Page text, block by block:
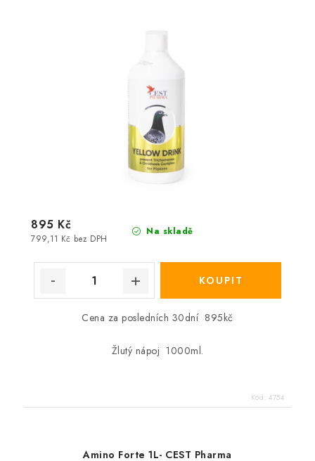
Na skladě
799,11 Kč bez DPH
895 Kč
Cena za posledních 30dní 895kč
Žlutý nápoj 1000ml.
Kód: 4754
Amino Forte 1L- CEST Pharma